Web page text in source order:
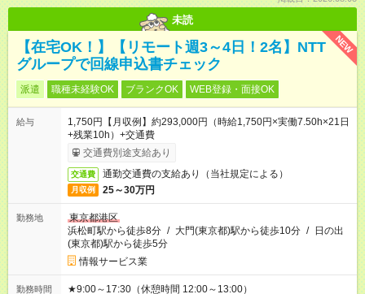
未読
NEW
【在宅OK！】【リモート週3～4日！2名】NTT
グループで回線申込書チェック
派遣 職種未経験OK ブランクOK WEB登録・面接OK
給与
1,750円【月収例】約293,000円（時給1,750円×実働7.50h×21日
+残業10h）+交通費
交通費別途支給あり
交通費 通勤交通費の支給あり（当社規定による）
月収例 25～30万円
勤務地
東京都港区
浜松町駅から徒歩8分 / 大門(東京都)駅から徒歩10分 / 日の出
(東京都)駅から徒歩5分
情報サービス業
勤務時間 ★9:00～17:30（休憩時間 12:00～13:00）